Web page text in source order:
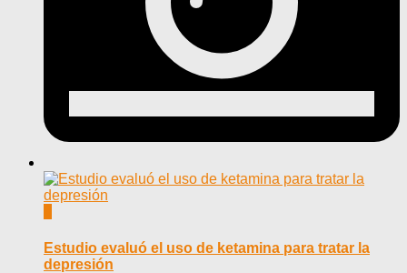
Estudio evaluó el uso de ketamina para tratar la
depresión